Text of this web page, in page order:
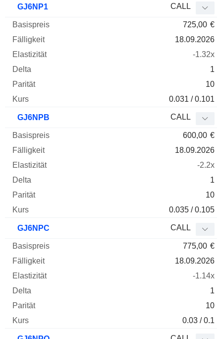
GJ6NP1 CALL
725,00 €
18.09.2026
-1.32x
1
10
0.031 / 0.101
GJ6NPB CALL
600,00 €
18.09.2026
-2.2x
1
10
0.035 / 0.105
GJ6NPC CALL
775,00 €
18.09.2026
-1.14x
1
10
0.03 / 0.1